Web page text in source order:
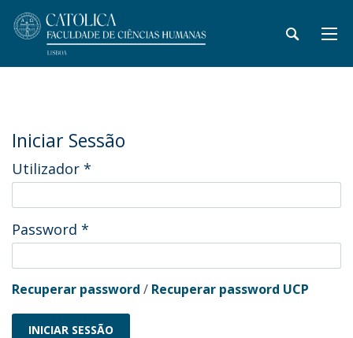
Iniciar Sessão
Utilizador *
Password *
Recuperar password / Recuperar password UCP
INICIAR SESSÃO